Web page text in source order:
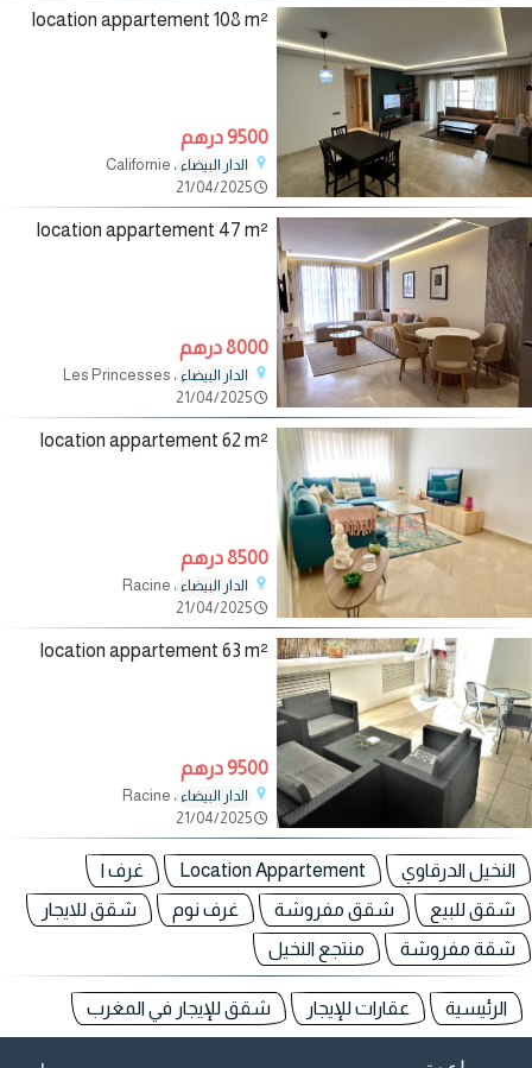
location appartement 108 m²
9500 درهم
الدار البيضاء ، Californie
21/04/2025
location appartement 47 m²
8000 درهم
الدار البيضاء ، Les Princesses
21/04/2025
location appartement 62 m²
8500 درهم
الدار البيضاء ، Racine
21/04/2025
location appartement 63 m²
9500 درهم
الدار البيضاء ، Racine
21/04/2025
النخيل الدرقاوي Location Appartement
غرف ا
شقق للبيع
شقق مفروشة غرف نوم
شقق للايجار
شقة مفروشة
منتجع النخيل
الرئيسية عقارات للإيجار شقق للإيجار في المغرب